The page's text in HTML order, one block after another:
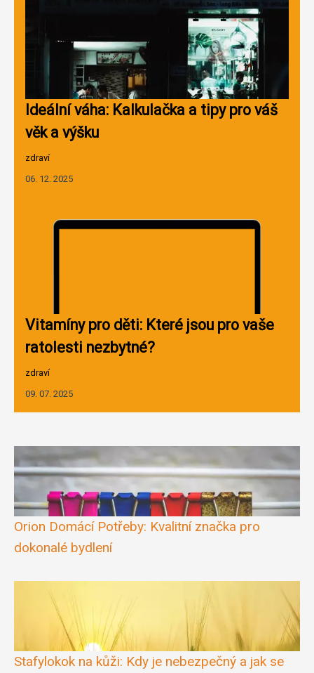
Ideální váha: Kalkulačka a tipy pro váš
věk a výšku
zdraví
06. 12. 2025
Vitamíny pro děti: Které jsou pro vaše
ratolesti nezbytné?
zdraví
09. 07. 2025
Orion Domácí Potřeby: Kvalitní značka pro
dokonalé bydlení
Stafylokok na kůži: Kdy je nebezpečný a jak se